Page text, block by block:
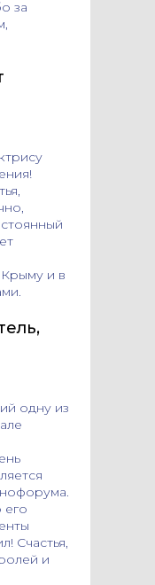
за
и в
одну из
его
Счастья,
и